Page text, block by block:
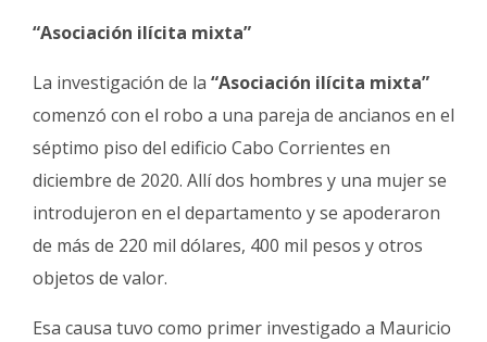
“Asociación ilícita mixta”
La investigación de la “Asociación ilícita mixta”
comenzó con el robo a una pareja de ancianos en el
séptimo piso del edificio Cabo Corrientes en
diciembre de 2020. Allí dos hombres y una mujer se
introdujeron en el departamento y se apoderaron
de más de 220 mil dólares, 400 mil pesos y otros
objetos de valor.
Esa causa tuvo como primer investigado a Mauricio